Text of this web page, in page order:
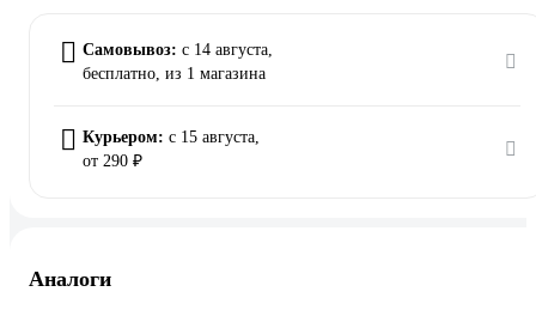
Самовывоз: c 14 августа,
бесплатно, из 1 магазина
Курьером: c 15 августа,
от 290 ₽
Аналоги